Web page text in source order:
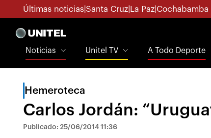
Últimas noticias Santa Cruz La Paz Cochabamba
Noticias Unitel TV A Todo Deporte
Hemeroteca
Carlos Jordán:
Publicado: 25/06/2014 11:36